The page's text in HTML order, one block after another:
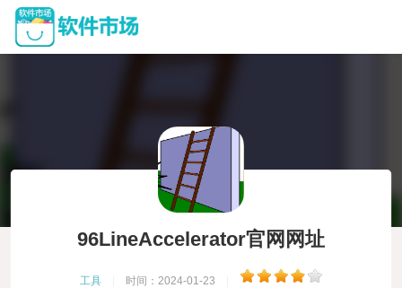
96LineAccelerator官网网址
工具 时间：2024-01-23